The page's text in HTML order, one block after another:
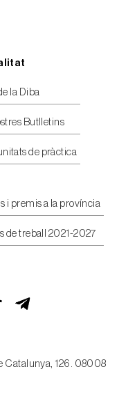
la Diba
Butlletins
de pràctica
i premis a la província
de treball 2021-2027
Catalunya, 126. 08008